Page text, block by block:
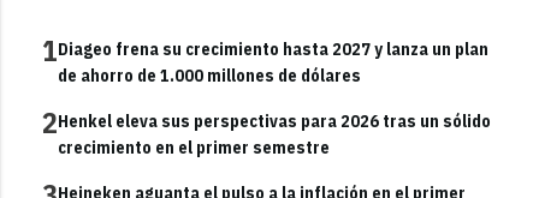
1Diageo frena su crecimiento hasta 2027 y lanza un plan
de ahorro de 1.000 millones de dólares
2Henkel eleva sus perspectivas para 2026 tras un sólido
crecimiento en el primer semestre
Heineken aguanta el pulso a la inflación en el primer